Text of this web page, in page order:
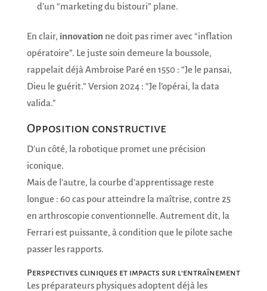
d’un “marketing du bistouri” plane.
En clair, innovation ne doit pas rimer avec “inflation
opératoire”. Le juste soin demeure la boussole,
rappelait déjà Ambroise Paré en 1550 : “Je le pansai,
Dieu le guérit.” Version 2024 : “Je l’opérai, la data
valida.”
Opposition constructive
D’un côté, la robotique promet une précision
iconique.
Mais de l’autre, la courbe d’apprentissage reste
longue : 60 cas pour atteindre la maîtrise, contre 25
en arthroscopie conventionnelle. Autrement dit, la
Ferrari est puissante, à condition que le pilote sache
passer les rapports.
Perspectives cliniques et impacts sur l’entraînement
Les préparateurs physiques adoptent déjà les